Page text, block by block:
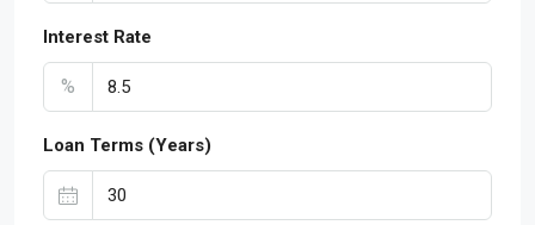
Interest Rate
%
Loan Terms (Years)